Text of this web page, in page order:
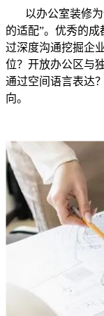
以办公室装修
的适配”。优秀的
过深度沟通挖掘企
位？开放办公区与
通过空间语言表达
向。